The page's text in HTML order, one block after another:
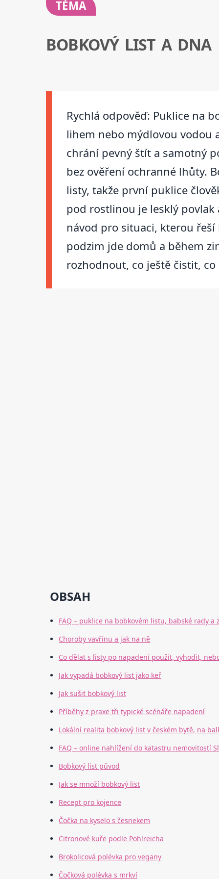
TÉMA
BOBKOVÝ LIST A DNA
Rychlá odpověď: Puklice na
lihem nebo mýdlovou vodou
chrání pevný štít a samotný
bez ověření ochranné lhůty.
listy, takže první puklice
pod rostlinou je lesklý povlak
návod pro situaci, kterou
podzim jde domů a během
rozhodnout, co ještě čistit,
OBSAH
FAQ – puklice na bobkovém listu, babské rady a
Choroby vavřínu a jak na ně
Co dělat s listy po napadení použít, vyhodit,
Jak vypadá bobkový list jako keř
Jak sušit bobkový list
Příběhy z praxe tři typické scénáře napadení
Lokální realita bobkový list v českém bytě, na
FAQ – online nahlížení do katastru nemovitostí
Bobkový list původ
Jak se množí bobkový list
Recept pro kojence
Čočka na kyselo s česnekem
Citronové kuře podle Pohlreicha
Brokolicová polévka pro vegany
Čočková polévka s mrkví